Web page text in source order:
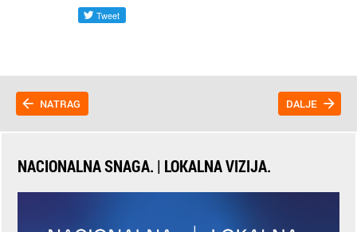
NATRAG DALJE
NACIONALNA SNAGA. | LOKALNA VIZIJA.